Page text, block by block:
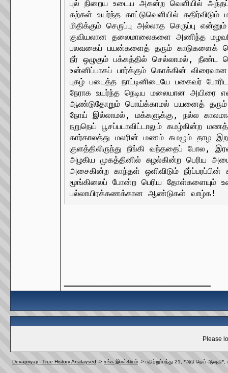
புல் நிறைய உடைய அகன்ற வெளியில்
கற்கள் உயர்ந்த காட்டுவெளியில்
மிதிக்கும் செருப்பு அல்லாத செருப்பு
குவியலான தலைமாலைகளை அணிந்த
பலவகைப் பயன்களைத் தரும் காடுகளைக்
நீர் ஒழுகும் பக்கத்தில் செல்லாமல், நீண்ட
உன்னிப்பாகப் பார்க்கும் கொக்கின்
புகழ் படைத்த நாட்டினிடையே பகைவர்
நேராக உயர்ந்த நெடிய மலையான
ஆண்டுதோறும் பொய்க்காமல் பயனைத் தரும்
நோய் இல்லாமல், மக்களுக்கு, நல்ல
நறுநெய் பூசப்படாவிட்டாலும் கமழ்கின்ற
கார்காலத்து மலரின் மணம் கமழும் தாழ
குளத்திலிருந்து நீங்கி வந்ததைப் போல,
அழகிய முகத்தினில் சுழல்கின்ற பெரிய
அசைகின்ற காந்தள் ஒளிவிடும் நீர்ப்பரப்பின்
மூங்கிலைப் போன்ற பெரிய தோள்களையும்
பல்லாயிரக்கணக்கான ஆண்டுகள் வாழ்க!
Please
Devapriyaji - True History Analaysed -> சங்க இலக்கியம் -> பதிற்றுப்பத்து 21, *அடு நெய்